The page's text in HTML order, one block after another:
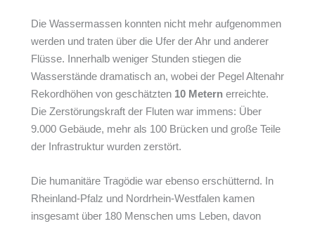
Die Wassermassen konnten nicht mehr aufgenommen
werden und traten über die Ufer der Ahr und anderer
Flüsse. Innerhalb weniger Stunden stiegen die
Wasserstände dramatisch an, wobei der Pegel Altenahr
Rekordhöhen von geschätzten 10 Metern erreichte.
Die Zerstörungskraft der Fluten war immens: Über
9.000 Gebäude, mehr als 100 Brücken und große Teile
der Infrastruktur wurden zerstört.
Die humanitäre Tragödie war ebenso erschütternd. In
Rheinland-Pfalz und Nordrhein-Westfalen kamen
insgesamt über 180 Menschen ums Leben, davon